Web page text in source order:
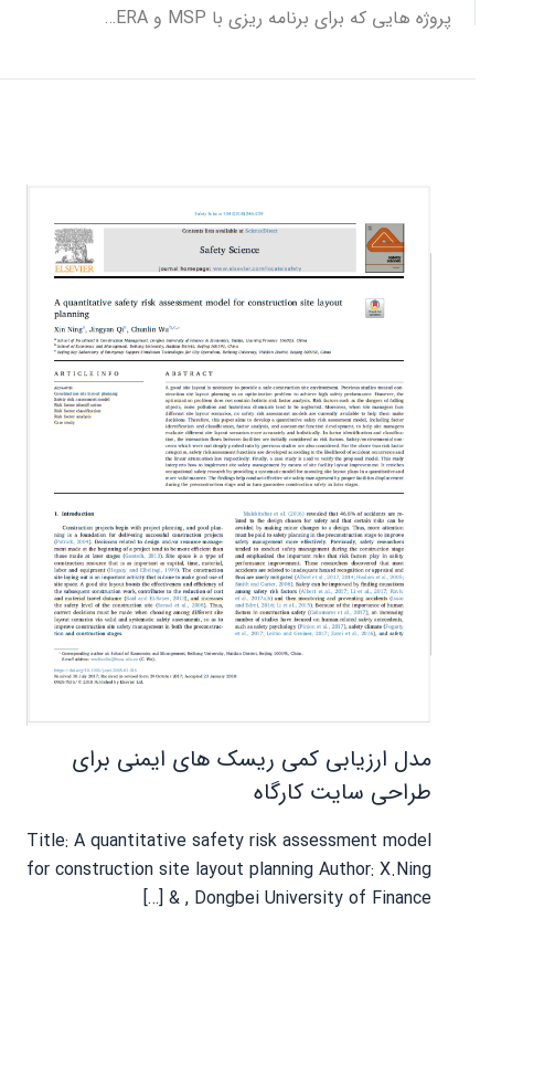
پروژه هایی که برای برنامه ریزی با MSP و PRIMAVERA بیش از حد بزرگ هستند
مدل ارزیابی کمی ریسک های ایمنی برای
طراحی سایت کارگاه
Title: A quantitative safety risk assessment model
for construction site layout planning Author: X.Ning
, Dongbei University of Finance & […]